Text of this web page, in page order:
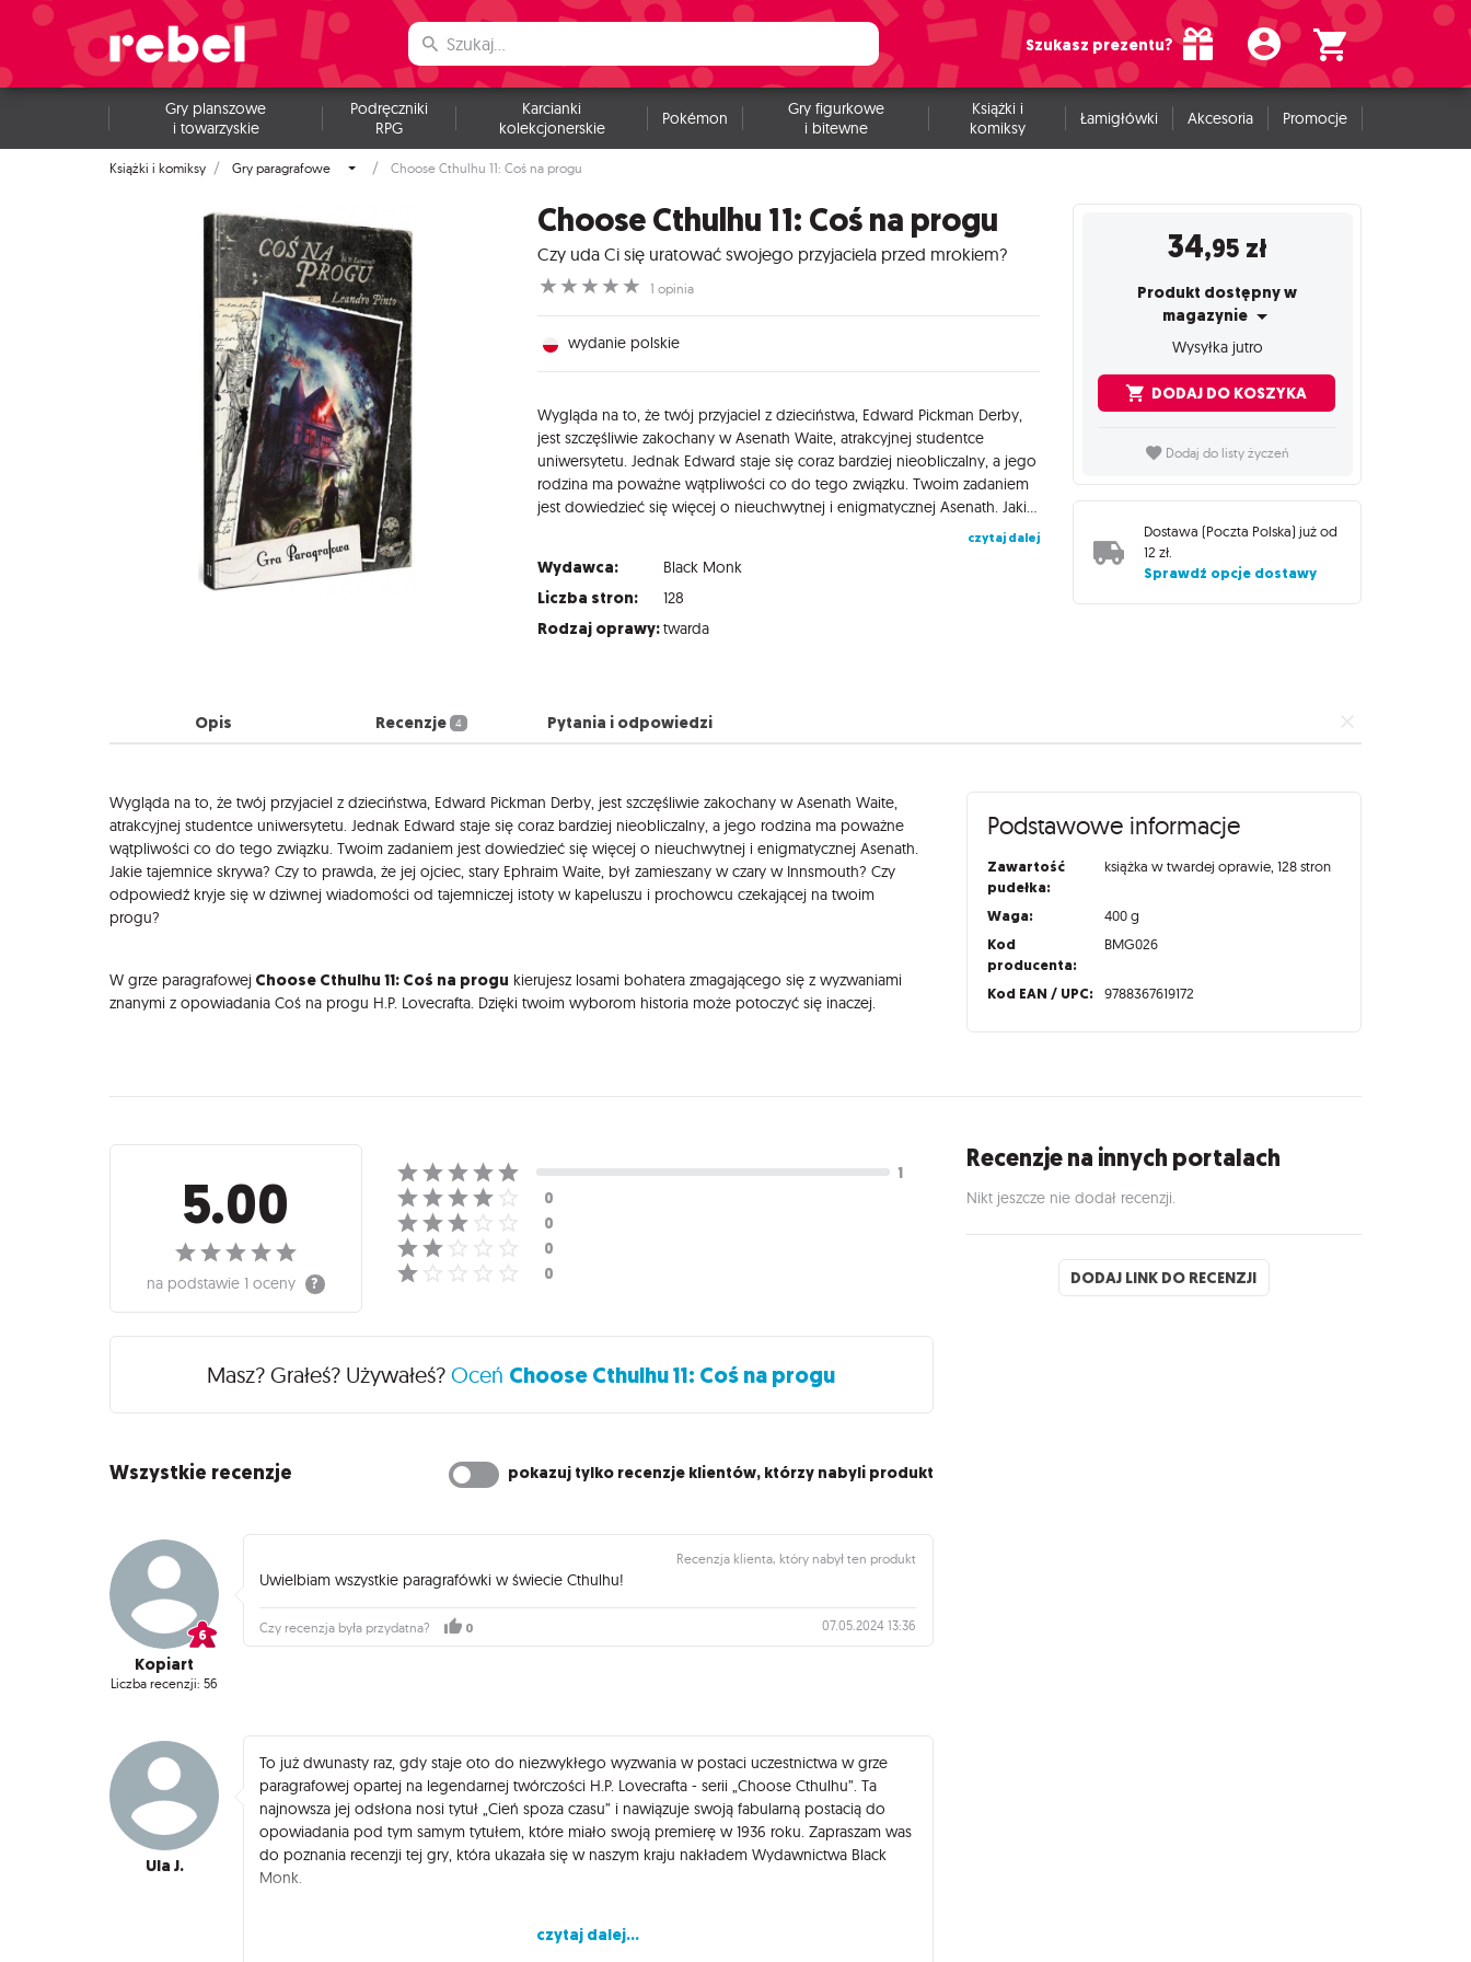
Szukasz prezentu?
Gry planszowe
i towarzyskie
Podręczniki
RPG
Karcianki
kolekcjonerskie
Pokémon
Gry figurkowe
i bitewne
Książki i
komiksy
Łamigłówki Akcesoria Promocje
Książki i komiksy Gry paragrafowe Choose Cthulhu 11: Coś na progu
Choose Cthulhu 11: Coś na progu
Czy uda Ci się uratować swojego przyjaciela przed mrokiem?
☆
☆
☆
☆
☆ 1 opinia
wydanie polskie
Wygląda na to, że twój przyjaciel z dzieciństwa, Edward Pickman Derby,
jest szczęśliwie zakochany w Asenath Waite, atrakcyjnej studentce
uniwersytetu. Jednak Edward staje się coraz bardziej nieobliczalny, a jego
rodzina ma poważne wątpliwości co do tego związku. Twoim zadaniem
czytaj dalej
Wydawca: Black Monk
Liczba stron: 128
Rodzaj oprawy:twarda
34,95 zł
Produkt dostępny w
magazynie
Wysyłka jutro
DODAJ DO KOSZYKA
Dodaj do listy życzeń
Dostawa (Poczta Polska) już od
12 zł.
Sprawdź opcje dostawy
Opis Recenzje 4 Pytania i odpowiedzi
Opis
Wygląda na to, że twój przyjaciel z dzieciństwa, Edward Pickman Derby, jest szczęśliwie zakochany w Asenath Waite,
atrakcyjnej studentce uniwersytetu. Jednak Edward staje się coraz bardziej nieobliczalny, a jego rodzina ma poważne
wątpliwości co do tego związku. Twoim zadaniem jest dowiedzieć się więcej o nieuchwytnej i enigmatycznej Asenath.
Jakie tajemnice skrywa? Czy to prawda, że jej ojciec, stary Ephraim Waite, był zamieszany w czary w Innsmouth? Czy
odpowiedź kryje się w dziwnej wiadomości od tajemniczej istoty w kapeluszu i prochowcu czekającej na twoim
progu?
W grze paragrafowej Choose Cthulhu 11: Coś na progu kierujesz losami bohatera zmagającego się z wyzwaniami
znanymi z opowiadania Coś na progu H.P. Lovecrafta. Dzięki twoim wyborom historia może potoczyć się inaczej.
Podstawowe informacje
Zawartość
pudełka:
książka w twardej oprawie, 128 stron
Waga: 400 g
Kod
producenta:
BMG026
Kod EAN / UPC: 9788367619172
Recenzje
5.00
na podstawie 1 oceny
Masz? Grałeś? Używałeś?Oceń Choose Cthulhu 11: Coś na progu
Wszystkie recenzje pokazuj tylko recenzje klientów, którzy nabyli produkt
Kopiart
Liczba recenzji: 56
Recenzja klienta, który nabył ten produkt
Uwielbiam wszystkie paragrafówki w świecie Cthulhu!
Czy recenzja była przydatna? 0 07.05.2024 13:36
Ula J.
To już dwunasty raz, gdy staje oto do niezwykłego wyzwania w postaci uczestnictwa w grze
paragrafowej opartej na legendarnej twórczości H.P. Lovecrafta - serii „Choose Cthulhu”. Ta
najnowsza jej odsłona nosi tytuł „Cień spoza czasu” i nawiązuje swoją fabularną postacią do
opowiadania pod tym samym tytułem, które miało swoją premierę w 1936 roku. Zapraszam was
do poznania recenzji tej gry, która ukazała się w naszym kraju nakładem Wydawnictwa Black
Monk.
Tym razem wcielamy się w postać Nathaniela Wintaghe Peassleya - profesora ekonomii na
Uniwersytecie Miskatonic. Otóż pewnego dnia doznał ona nagłego załamania nerwowego,
czytaj dalej...
Recenzje na innych portalach
Nikt jeszcze nie dodał recenzji.
DODAJ LINK DO RECENZJI